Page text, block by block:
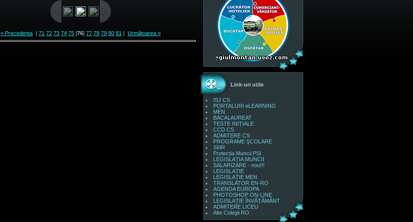
« Precedenta | 71 72 73 74 75 [76] 77 78 79 80 81 | Următoarea »
Link-uri utile
ISJ CS
PORTALURI eLEARNING
MEN
BACALAUREAT
TESTE INIȚIALE
CCD CS
ADMITERE CS
PROGRAME ŞCOLARE
SIIIR
Protecția Muncii PSI
LEGISLAȚIA MUNCII
SALARIZARE - nou!!!
LEGISLAȚIE
LEGISLAȚIE MEN
TRANSLATOR EN-RO
AGENDA EUROPA
PHOTOSHOP ON-LINE
LEGISLAȚIE ÎNVĂȚĂMÂNT
ADMITERE LICEU
Alte Colegii RO